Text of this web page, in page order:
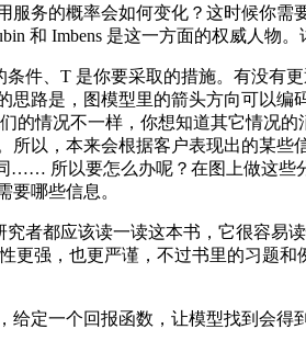
务的概率会如何变化？这时候你
和 Imbens 是这一方面的权威人物。
、T 是你要采取的措施。有没有更
路是，图模型里的箭头方向可以
情况不一样，你想知道其它情况
以，本来会根据客户表现出的某
所以要怎么办呢？在图上做这些
哪些信息。
者都应该读一读这本书，它很容易
更强，也更严谨，不过书里的习题
一个回报函数，让模型找到会得